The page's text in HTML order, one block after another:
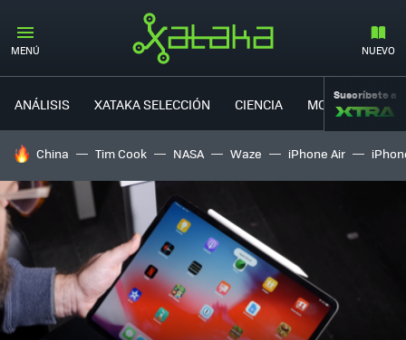
MENÚ NUEVO
ANÁLISIS XATAKA SELECCIÓN CIENCIA MOVILIDAD
Suscríbete a
HOY SE HABLA DE
China Tim Cook NASA Waze iPhone Air